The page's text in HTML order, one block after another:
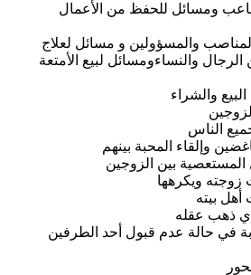
ومسائل للحفظ من الأعمال
والمسؤولين و مسائل لعلاج
الرجال والنساءومسائل لبيع الأمتعة
والشراء
الناس
وإلقاء المحبة بينهم
بين الزوجين
زوجته ويكرهها
بيته
ذهب عقله
في حالة عدم قبول أحد الطرفين